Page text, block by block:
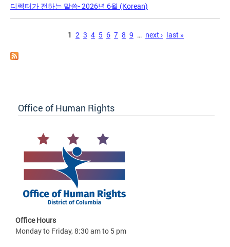
디렉터가 전하는 말씀- 2026년 6월 (Korean)
1 2 3 4 5 6 7 8 9 … next › last »
Office of Human Rights
Office Hours
Monday to Friday, 8:30 am to 5 pm